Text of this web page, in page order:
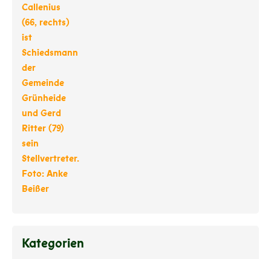
Kategorien